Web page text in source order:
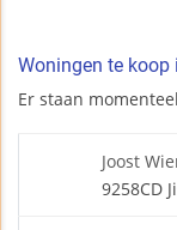
Woningen te
Er staan
Joost
9258CD